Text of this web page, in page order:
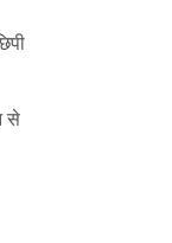
से